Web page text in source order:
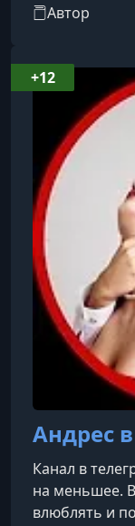
сравнится с
Автор
Андрес
Канал в
на меньшее.
влюблять и
+12